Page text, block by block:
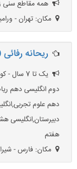
همه مقاطع سنی
مکان: تهران -
ريحانه
یک تا 7
دوم انگلیسی دهم
دهم علوم
دبیرستان,انگلیسی
هفتم
مکان: فارس -